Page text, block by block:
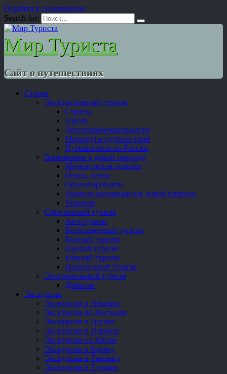
Перейти к содержанию
Search for:
Мир Туриста
Сайт о путешествиях
Статьи
Экскурсионный туризм
Страны
Города
Достопримечательности
Маршруты путешествий
Путешествия по России
Выживание в дикой природе
Медицинская помощь
Огонь, тепло
Ориентирование
Правила выживания в дикой природе
Укрытие
Спортивный туризм
Автотуризм
Велосипедный туризм
Водный туризм
Горный туризм
Конный туризм
Пешеходный туризм
Экстремальный туризм
Дайвинг
Экскурсии
Экскурсии в Абхазии
Экскурсии во Вьетнаме
Экскурсии в Грузии
Экскурсии в Израиле
Экскурсии на Кипре
Экскурсии в Крыму
Экскурсии в Таиланд
Экскурсии в Турцию